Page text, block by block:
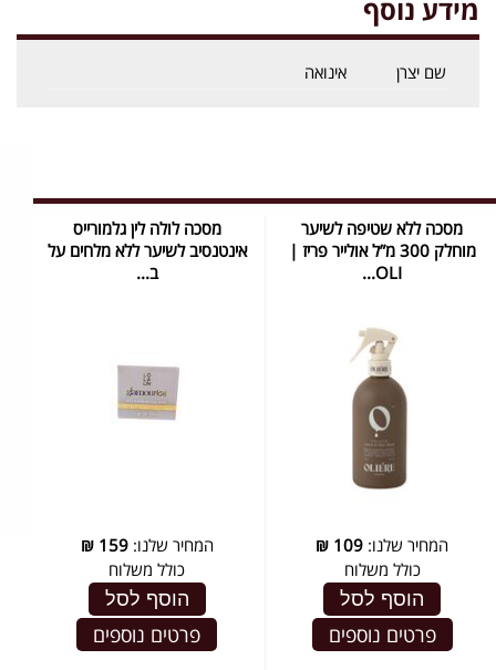
מידע נוסף
שם יצרן אינואה
מסכה ללא שטיפה לשיער
מוחלק 300 מ”ל אולייר פריז |
OLI...
המחיר שלנו: 109
₪
כולל משלוח
הוסף לסל
פרטים נוספים
מסכה לולה לין גלמורייס
אינטנסיב לשיער ללא מלחים על
ב...
המחיר שלנו:159
₪
כולל משלוח
הוסף לסל
פרטים נוספים